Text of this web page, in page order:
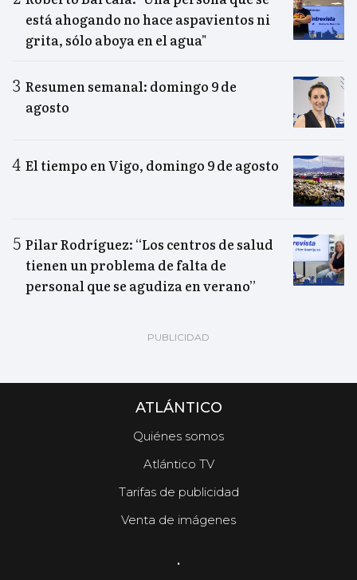
está ahogando no hace aspavientos ni
grita, sólo aboya en el agua"
Resumen semanal: domingo 9 de
agosto
El tiempo en Vigo, domingo 9 de agosto
Pilar Rodríguez: “Los centros de salud
tienen un problema de falta de
personal que se agudiza en verano”
ATLÁNTICO
Quiénes somos
Atlántico TV
Tarifas de publicidad
Venta de imágenes
.